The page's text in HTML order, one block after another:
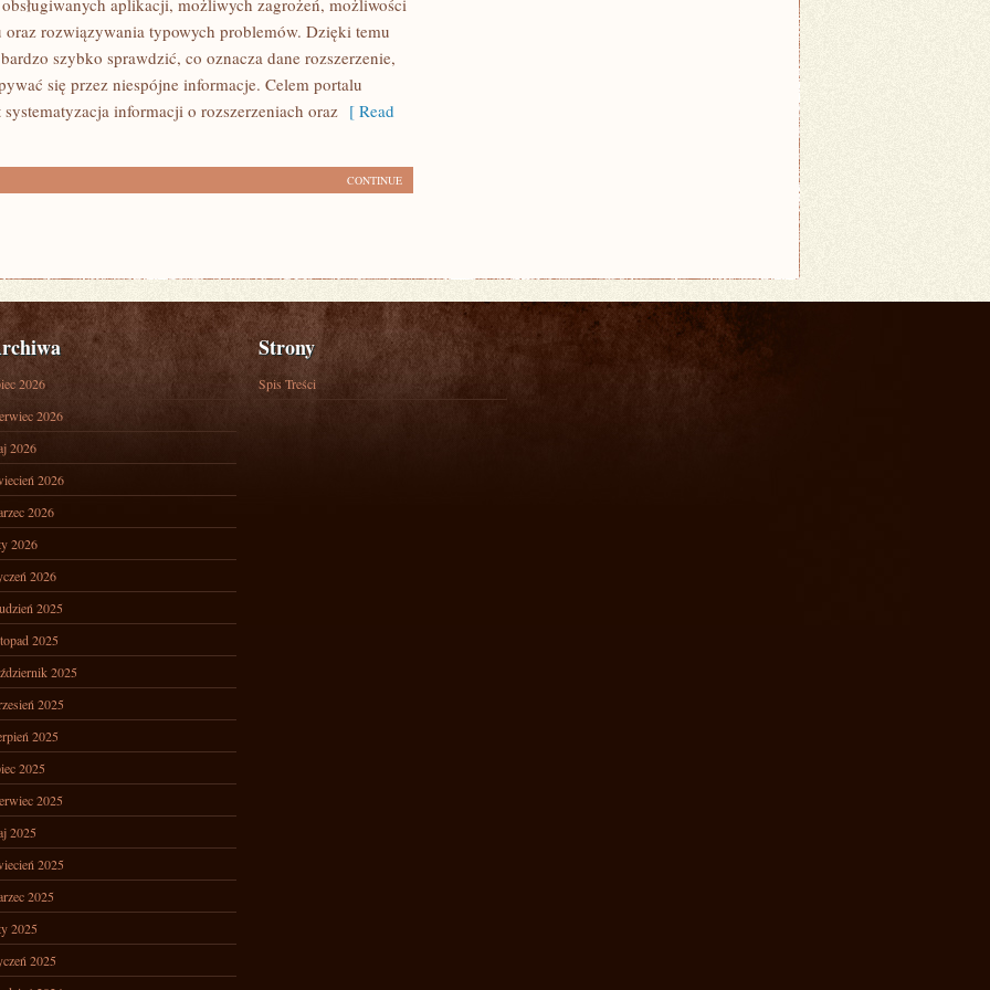
aplikacji, możliwych zagrożeń, możliwości
oraz rozwiązywania typowych problemów. Dzięki temu
szybko sprawdzić, co oznacza dane rozszerzenie,
się przez niespójne informacje. Celem portalu
informacji o rozszerzeniach oraz [ Read
CONTINUE
2026
2026
2026
2026
2026
2026
2026
2025
2025
2025
2025
2025
2025
2025
2025
2025
2025
2025
2025
Strony
Spis Treści